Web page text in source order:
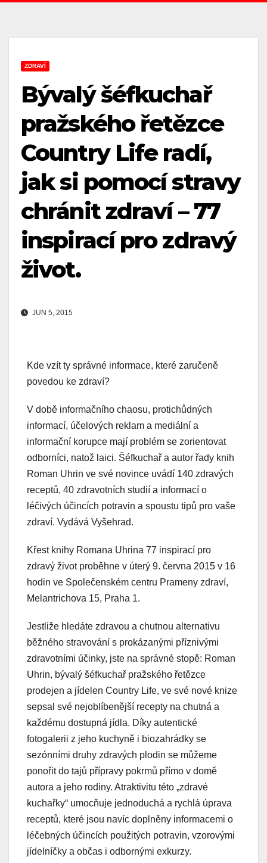
ZDRAVÍ
Bývalý šéfkuchař
pražského řetězce
Country Life radí,
jak si pomocí stravy
chránit zdraví – 77
inspirací pro zdravý
život.
JUN 5, 2015
Kde vzít ty správné informace, které zaručeně
povedou ke zdraví?
V době informačního chaosu, protichůdných
informací, účelových reklam a mediální a
informační korupce mají problém se zorientovat
odborníci, natož laici. Šéfkuchař a autor řady knih
Roman Uhrin ve své novince uvádí 140 zdravých
receptů, 40 zdravotních studií a informací o
léčivých účincích potravin a spoustu tipů pro vaše
zdraví. Vydává Vyšehrad.
Křest knihy Romana Uhrina 77 inspirací pro
zdravý život proběhne v úterý 9. června 2015 v 16
hodin ve Společenském centru Prameny zdraví,
Melantrichova 15, Praha 1.
Jestliže hledáte zdravou a chutnou alternativu
běžného stravování s prokázanými příznivými
zdravotními účinky, jste na správné stopě: Roman
Uhrin, bývalý šéfkuchař pražského řetězce
prodejen a jídelen Country Life, ve své nové knize
sepsal své nejoblíbenější recepty na chutná a
každému dostupná jídla. Díky autentické
fotogalerii z jeho kuchyně i biozahrádky se
sezónními druhy zdravých plodin se můžeme
ponořit do tajů přípravy pokrmů přímo v domě
autora a jeho rodiny. Atraktivitu této „zdravé
kuchařky“ umocňuje jednoduchá a rychlá úprava
receptů, které jsou navíc doplněny informacemi o
léčebných účincích použitých potravin, vzorovými
jídelníčky a občas i odbornými exkurzy.